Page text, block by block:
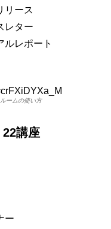
リース
レター
ルレポート
ームの使い方
講座
ー